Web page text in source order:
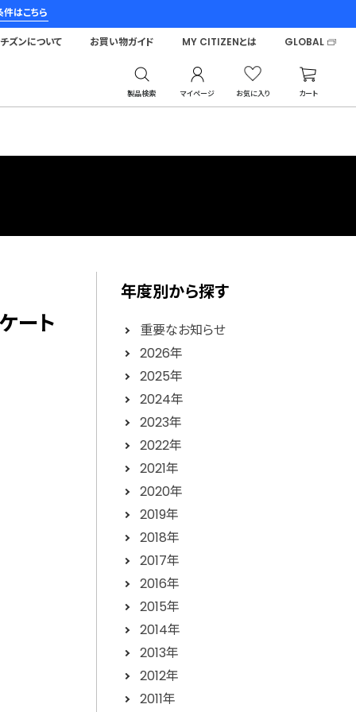
はこちら
製品検索 マイページ お気に入り カート
ズンについて お買い物ガイド MY CITIZENとは GLOBAL
ート
年度別から探す
重要なお知らせ
2026年
2025年
2024年
2023年
2022年
2021年
2020年
2019年
2018年
2017年
2016年
2015年
2014年
2013年
2012年
2011年